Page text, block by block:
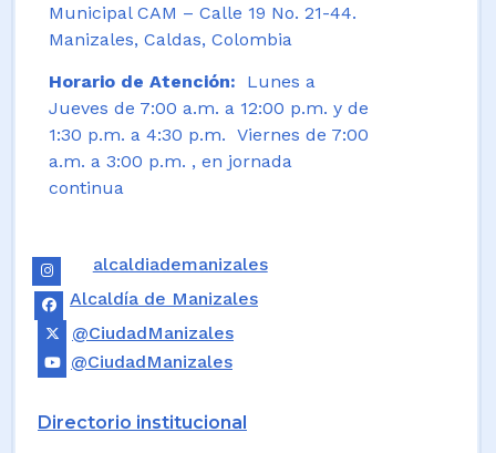
Municipal CAM – Calle 19 No. 21-44.
Manizales, Caldas, Colombia
Horario de Atención: Lunes a
Jueves de 7:00 a.m. a 12:00 p.m. y de
1:30 p.m. a 4:30 p.m. Viernes de 7:00
a.m. a 3:00 p.m. , en jornada
continua
alcaldiademanizales
Alcaldía de Manizales
@CiudadManizales
@CiudadManizales
Directorio institucional